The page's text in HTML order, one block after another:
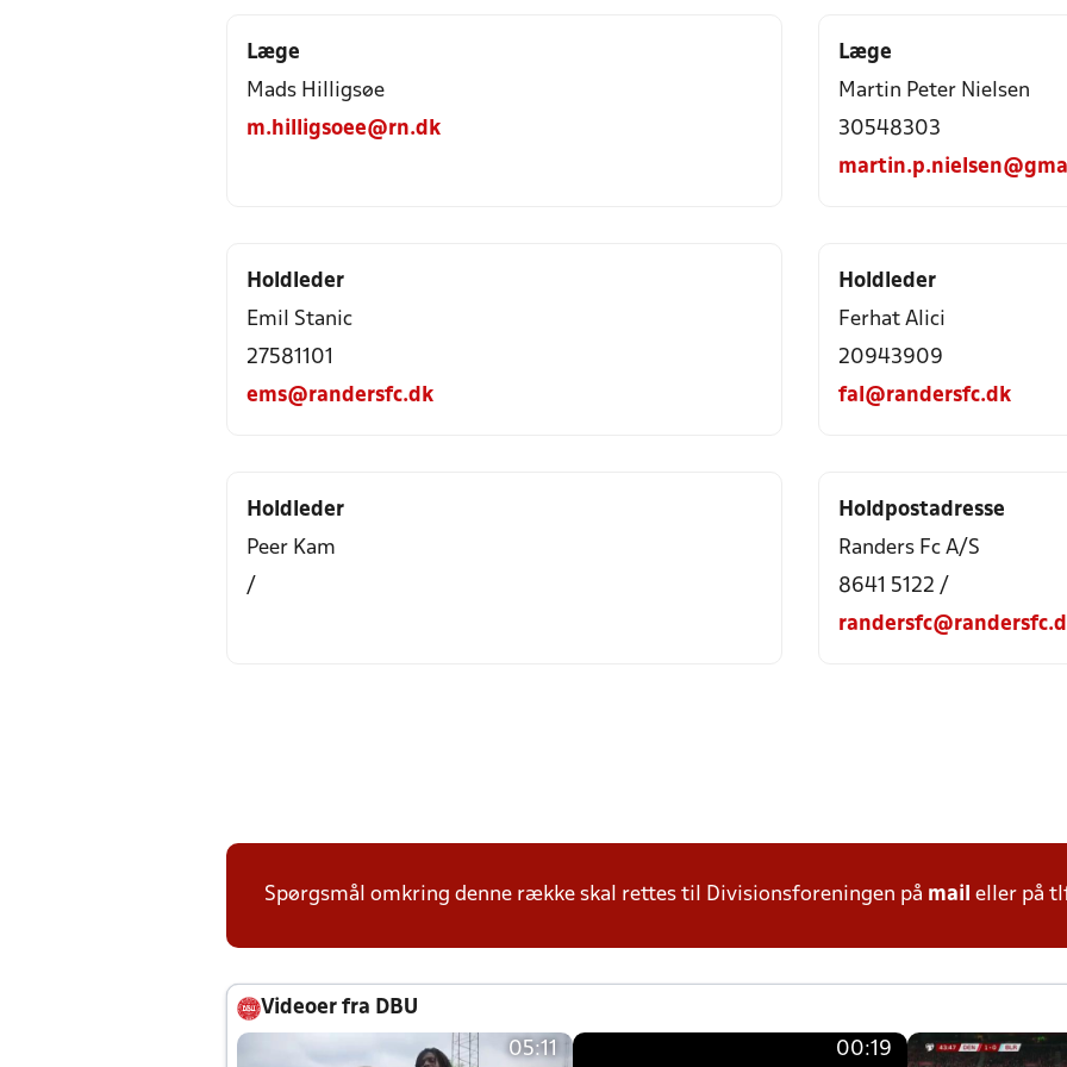
Læge
Mads Hilligsøe
m.hilligsoee@rn.dk
Læge
Martin Peter Nielsen
30548303
Holdleder
Emil Stanic
27581101
ems@randersfc.dk
Holdleder
Ferhat Alici
20943909
fal@randersfc.dk
Holdleder
Peer Kam
/
Holdpostadresse
Randers Fc A/S
8641 5122 /
Spørgsmål omkring denne række skal rettes til Divisionsforeningen på mail eller på
Videoer fra DBU
05:11 00:19